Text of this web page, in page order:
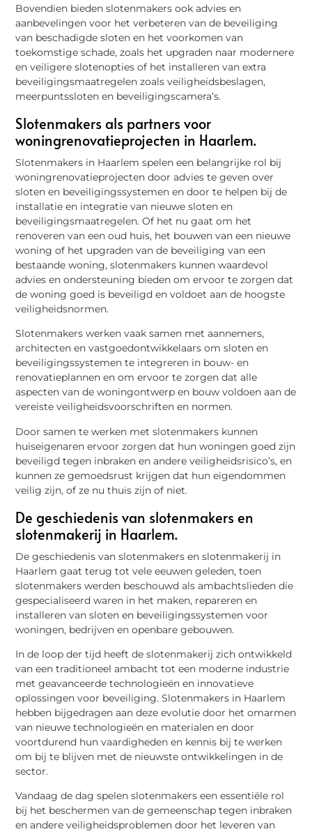
Bovendien bieden slotenmakers ook advies en
aanbevelingen voor het verbeteren van de beveiliging
van beschadigde sloten en het voorkomen van
toekomstige schade, zoals het upgraden naar modernere
en veiligere slotenopties of het installeren van extra
beveiligingsmaatregelen zoals veiligheidsbeslagen,
meerpuntssloten en beveiligingscamera’s.
Slotenmakers als partners voor
woningrenovatieprojecten in Haarlem.
Slotenmakers in Haarlem spelen een belangrijke rol bij
woningrenovatieprojecten door advies te geven over
sloten en beveiligingssystemen en door te helpen bij de
installatie en integratie van nieuwe sloten en
beveiligingsmaatregelen. Of het nu gaat om het
renoveren van een oud huis, het bouwen van een nieuwe
woning of het upgraden van de beveiliging van een
bestaande woning, slotenmakers kunnen waardevol
advies en ondersteuning bieden om ervoor te zorgen dat
de woning goed is beveiligd en voldoet aan de hoogste
veiligheidsnormen.
Slotenmakers werken vaak samen met aannemers,
architecten en vastgoedontwikkelaars om sloten en
beveiligingssystemen te integreren in bouw- en
renovatieplannen en om ervoor te zorgen dat alle
aspecten van de woningontwerp en bouw voldoen aan de
vereiste veiligheidsvoorschriften en normen.
Door samen te werken met slotenmakers kunnen
huiseigenaren ervoor zorgen dat hun woningen goed zijn
beveiligd tegen inbraken en andere veiligheidsrisico’s, en
kunnen ze gemoedsrust krijgen dat hun eigendommen
veilig zijn, of ze nu thuis zijn of niet.
De geschiedenis van slotenmakers en
slotenmakerij in Haarlem.
De geschiedenis van slotenmakers en slotenmakerij in
Haarlem gaat terug tot vele eeuwen geleden, toen
slotenmakers werden beschouwd als ambachtslieden die
gespecialiseerd waren in het maken, repareren en
installeren van sloten en beveiligingssystemen voor
woningen, bedrijven en openbare gebouwen.
In de loop der tijd heeft de slotenmakerij zich ontwikkeld
van een traditioneel ambacht tot een moderne industrie
met geavanceerde technologieën en innovatieve
oplossingen voor beveiliging. Slotenmakers in Haarlem
hebben bijgedragen aan deze evolutie door het omarmen
van nieuwe technologieën en materialen en door
voortdurend hun vaardigheden en kennis bij te werken
om bij te blijven met de nieuwste ontwikkelingen in de
sector.
Vandaag de dag spelen slotenmakers een essentiële rol
bij het beschermen van de gemeenschap tegen inbraken
en andere veiligheidsproblemen door het leveren van